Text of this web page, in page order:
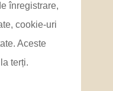
înregistrare,
cookie-uri
Aceste
terți.